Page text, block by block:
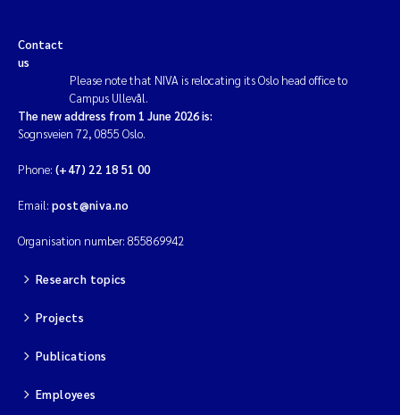
Contact
us
Please note that NIVA is relocating its Oslo head office to
Campus Ullevål.
The new address from 1 June 2026 is:
Sognsveien 72, 0855 Oslo.
Phone: (+47) 22 18 51 00
Email: post@niva.no
Organisation number: 855869942
Research topics
Projects
Publications
Employees